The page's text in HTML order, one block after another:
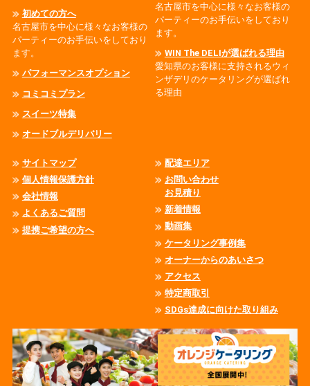
初めての方へ
名古屋市を中心に様々なお客様の
パーティーのお手伝いをしており
ます。
パフォーマンスオプション
コミコミプラン
スイーツ特集
オードブルデリバリー
名古屋市を中心に様々なお客様の
パーティーのお手伝いをしており
ます。
WIN The DELIが選ばれる理由
愛知県のお客様に支持されるウィ
ンザデリのケータリングが選ばれ
る理由
サイトマップ
個人情報保護方針
会社情報
よくあるご質問
提携ご希望の方へ
配達エリア
お問い合わせ
お見積り
新着情報
動画集
ケータリング事例集
オーナーからのあいさつ
アクセス
特定商取引
SDGs達成に向けた取り組み